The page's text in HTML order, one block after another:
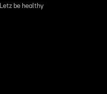
Letz be healthy